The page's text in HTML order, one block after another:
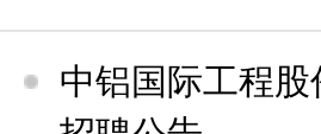
中铝国际工程